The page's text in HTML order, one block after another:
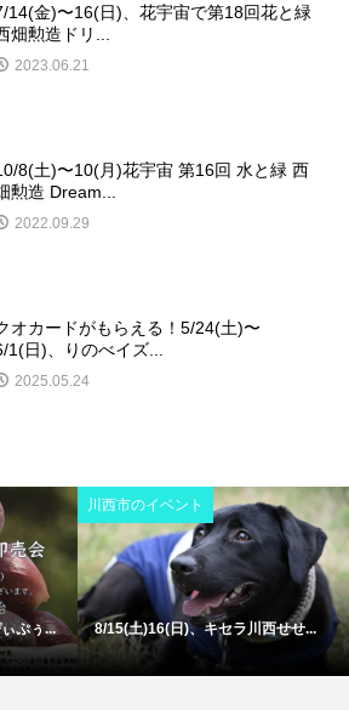
14(金)〜16(日)、花宇宙で第18回花と緑
畑勲造ドリ...
2023.06.21
8(土)〜10(月)花宇宙 第16回 水と緑 西
勲造 Dream...
2022.09.29
オカードがもらえる！5/24(土)〜
1(日)、りのべイズ...
2025.05.24
ぷぅ...
川西市のイベント
8/15(土)16(日)、キセラ川西せせ...